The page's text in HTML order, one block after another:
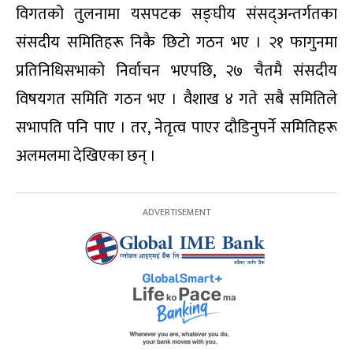
विगतको तुलनामा यसपटक सङ्घीय संसद्अन्तर्गतका
संसदीय समितिहरू निकै छिटो गठन भए । २१ फागुनमा
प्रतिनिधिसभाको निर्वाचन भएपछि, २७ चैतमै संसदीय
विषयगत समिति गठन भए । वैशाख ४ गते सबै समितिले
सभापति पनि पाए । तर, नेतृत्व पाएर दौडिनुपर्ने समितिहरू
अलमलमा देखिएका छन् ।